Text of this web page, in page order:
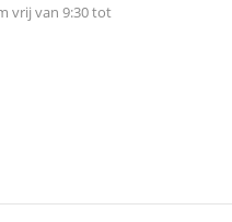
vrij van 9:30 tot